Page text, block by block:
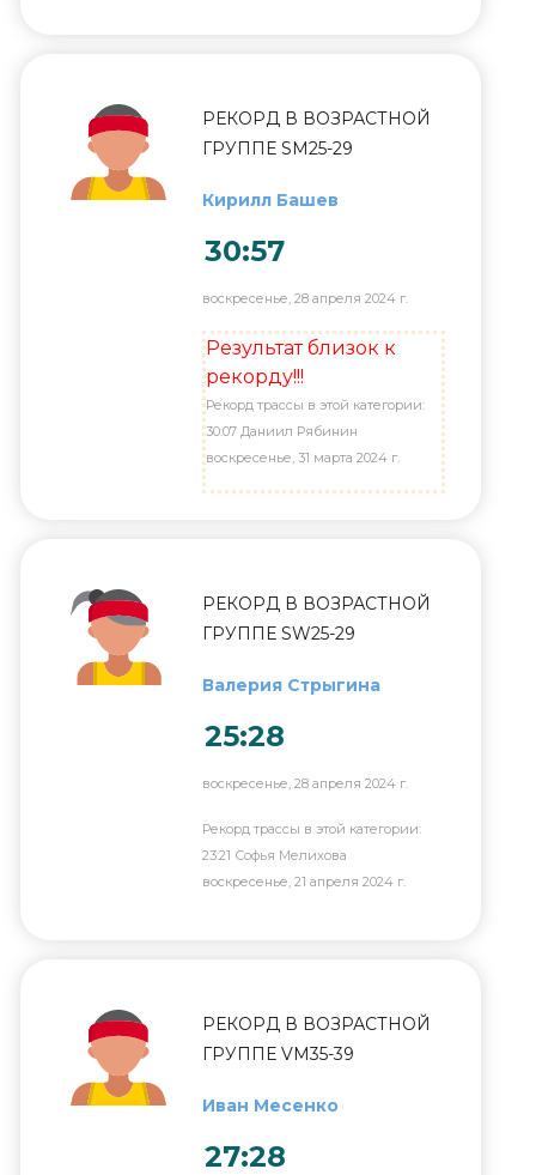
РЕКОРД В ВОЗРАСТНОЙ
ГРУППЕ SM25-29
Кирилл Башев
30:57
воскресенье, 28 апреля 2024 г.
Результат близок к
рекорду!!!
Рекорд трассы в этой категории:
30:07 Даниил Рябинин
воскресенье, 31 марта 2024 г.
РЕКОРД В ВОЗРАСТНОЙ
ГРУППЕ SW25-29
Валерия Стрыгина
25:28
воскресенье, 28 апреля 2024 г.
Рекорд трассы в этой категории:
23:21 Софья Мелихова
воскресенье, 21 апреля 2024 г.
РЕКОРД В ВОЗРАСТНОЙ
ГРУППЕ VM35-39
Иван Месенко
27:28